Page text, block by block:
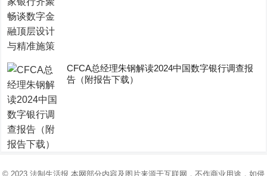
CFCA总经理朱钢解读2024中国数字银行调查报
告（附报告下载）
© 2023 法制生活报 本网部分内容及图片来源于互联网，不作商业用途，如侵